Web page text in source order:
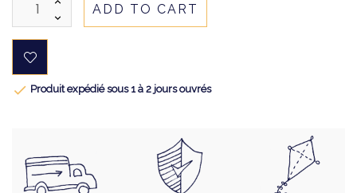
ADD TO CART
 Produit expédié sous 1 à 2 jours ouvrés